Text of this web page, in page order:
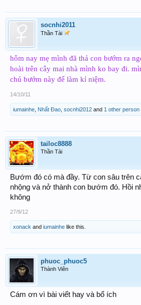
socnhi2011
Thần Tài
hôm nay mẹ mình đã thả con bướm ra
hoài trên cây mai nhà mình ko bay đi.
chú bướm này để làm kỉ niệm.
14/10/11
iumainhe Nhất Đao socnhi2012 and 1 other person
tailoc8888
Thần Tài
Bướm đó có mà đầy. Từ con sâu trên
nhộng và nở thành con bướm đó. Hồi
không
27/9/12
xonack and iumainhe like this.
phuoc_phuoc5
Thành Viên
Cám ơn vì bài viết hay và bổ ích